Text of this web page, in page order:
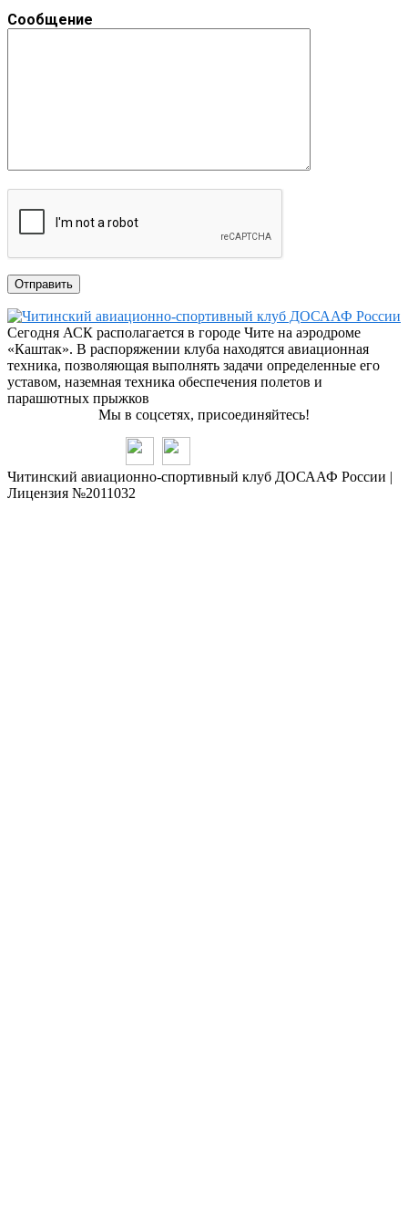
Сообщение
Сегодня АСК располагается в городе Чите на аэродроме
«Каштак». В распоряжении клуба находятся авиационная
техника, позволяющая выполнять задачи определенные его
уставом, наземная техника обеспечения полетов и
парашютных прыжков
Мы в соцсетях, присоединяйтесь!
Читинский авиационно-спортивный клуб ДОСААФ России |
Лицензия №2011032